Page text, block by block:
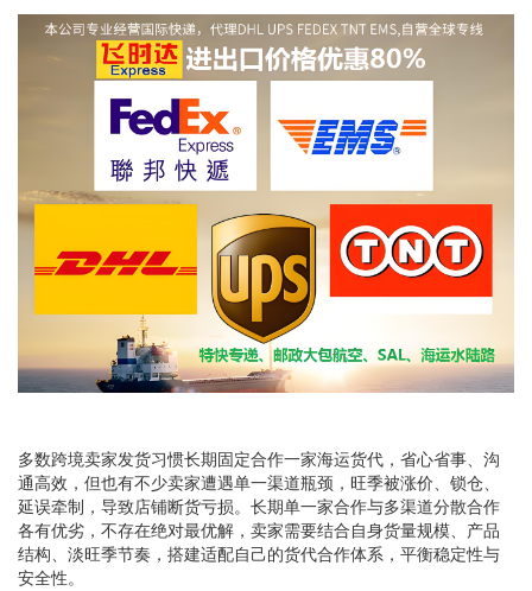
多数跨境卖家发货习惯长期固定合作一家海运货代，省心省事、沟
通高效，但也有不少卖家遭遇单一渠道瓶颈，旺季被涨价、锁仓、
延误牵制，导致店铺断货亏损。长期单一家合作与多渠道分散合作
各有优劣，不存在绝对最优解，卖家需要结合自身货量规模、产品
结构、淡旺季节奏，搭建适配自己的货代合作体系，平衡稳定性与
安全性。